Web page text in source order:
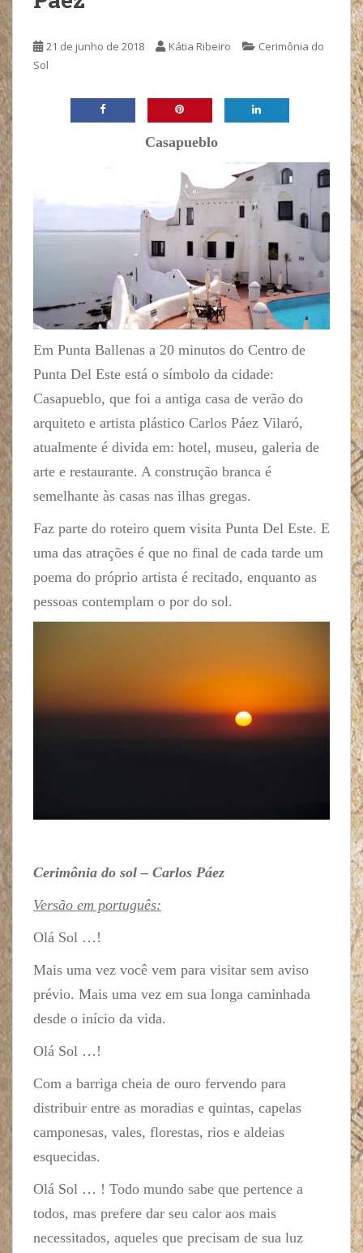
21 de junho de 2018 Kátia Ribeiro
Cerimônia do
Sol
Casapueblo
Em Punta Ballenas a 20 minutos do Centro de
Punta Del Este está o símbolo da cidade:
Casapueblo, que foi a antiga casa de verão do
arquiteto e artista plástico Carlos Páez Vilaró,
atualmente é divida em: hotel, museu, galeria de
arte e restaurante. A construção branca é
semelhante às casas nas ilhas gregas.
Faz parte do roteiro quem visita Punta Del Este. E
uma das atrações é que no final de cada tarde um
poema do próprio artista é recitado, enquanto as
pessoas contemplam o por do sol.
Cerimônia do sol – Carlos Páez
Versão em português:
Olá Sol …!
Mais uma vez você vem para visitar sem aviso
prévio. Mais uma vez em sua longa caminhada
desde o início da vida.
Olá Sol …!
Com a barriga cheia de ouro fervendo para
distribuir entre as moradias e quintas, capelas
camponesas, vales, florestas, rios e aldeias
esquecidas.
Olá Sol … ! Todo mundo sabe que pertence a
todos, mas prefere dar seu calor aos mais
necessitados, aqueles que precisam de sua luz